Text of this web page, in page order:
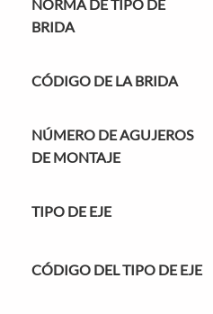
NORMA DE TIPO DE
BRIDA
CÓDIGO DE LA BRIDA
NÚMERO DE AGUJEROS
DE MONTAJE
TIPO DE EJE
CÓDIGO DEL TIPO DE EJE